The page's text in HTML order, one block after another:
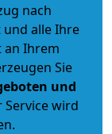
nach
alle Ihre
an Ihrem
Sie
und
Service wird